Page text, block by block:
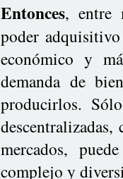
Entonces, entre
poder
económico y
demanda de
producirlos.
mercados,
complejo y